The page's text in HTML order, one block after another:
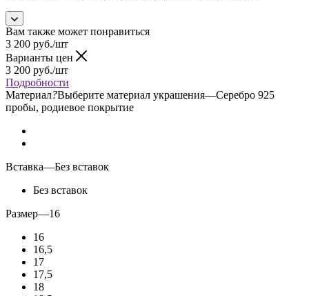
Вам также может понравиться
3 200 руб./шт
Варианты цен
3 200 руб./шт
Подробности
Материал?Выберите материал украшения—Серебро 925
пробы, родиевое покрытие
Вставка—Без вставок
Без вставок
Размер—16
16
16,5
17
17,5
18